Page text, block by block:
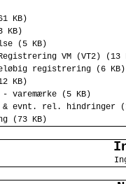
KB)
KB)
(5 KB)
VM (VT2) (13
registrering (6 KB)
KB)
varemærke (5 KB)
& evnt. rel. hindringer
(73 KB)